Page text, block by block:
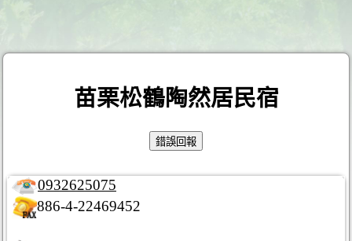
苗栗松鶴陶然居民宿
0932625075
886-4-22469452